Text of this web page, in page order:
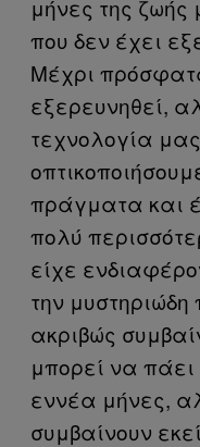
μήνες της ζωής
που δεν έχει
Μέχρι
εξερευνηθεί,
τεχνολογία
πράγματα και
πολύ
είχε
την μυστηριώδη
ακριβώς
μπορεί να πάει
εννέα μήνες,
συμβαίνουν